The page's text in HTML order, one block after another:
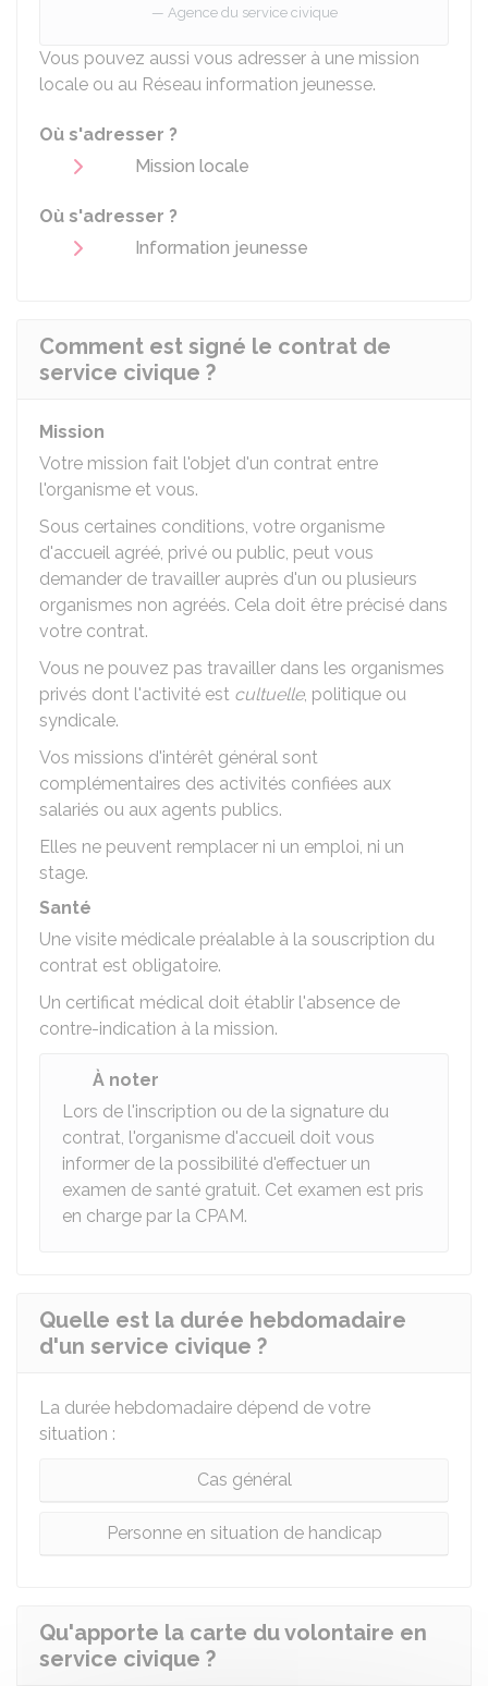
Agence du service civique
Vous pouvez aussi vous adresser à une mission
locale ou au Réseau information jeunesse.
Où s'adresser ?
Mission locale
Où s'adresser ?
Information jeunesse
Comment est signé le contrat de
service civique ?
Mission
Votre mission fait l'objet d'un contrat entre
l'organisme et vous.
Sous certaines conditions, votre organisme
d'accueil agréé, privé ou public, peut vous
demander de travailler auprès d'un ou plusieurs
organismes non agréés. Cela doit être précisé dans
votre contrat.
Vous ne pouvez pas travailler dans les organismes
privés dont l'activité est cultuelle, politique ou
syndicale.
Vos missions d'intérêt général sont
complémentaires des activités confiées aux
salariés ou aux agents publics.
Elles ne peuvent remplacer ni un emploi, ni un
stage.
Santé
Une visite médicale préalable à la souscription du
contrat est obligatoire.
Un certificat médical doit établir l'absence de
contre-indication à la mission.
À noter
Lors de l'inscription ou de la signature du
contrat, l'organisme d'accueil doit vous
informer de la possibilité d'effectuer un
examen de santé gratuit. Cet examen est pris
en charge par la CPAM.
Quelle est la durée hebdomadaire
d'un service civique ?
La durée hebdomadaire dépend de votre
situation :
Cas général
Personne en situation de handicap
Qu'apporte la carte du volontaire en
service civique ?